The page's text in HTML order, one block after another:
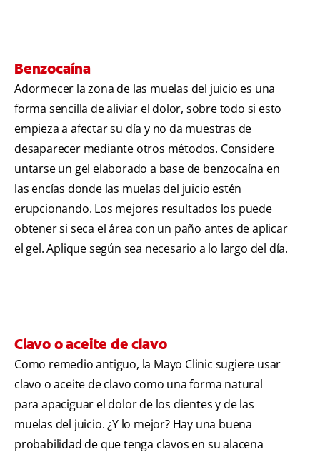
Benzocaína
Adormecer la zona de las muelas del juicio es una
forma sencilla de aliviar el dolor, sobre todo si esto
empieza a afectar su día y no da muestras de
desaparecer mediante otros métodos. Considere
untarse un gel elaborado a base de benzocaína en
las encías donde las muelas del juicio estén
erupcionando. Los mejores resultados los puede
obtener si seca el área con un paño antes de aplicar
el gel. Aplique según sea necesario a lo largo del día.
Clavo o aceite de clavo
Como remedio antiguo, la Mayo Clinic sugiere usar
clavo o aceite de clavo como una forma natural
para apaciguar el dolor de los dientes y de las
muelas del juicio. ¿Y lo mejor? Hay una buena
probabilidad de que tenga clavos en su alacena